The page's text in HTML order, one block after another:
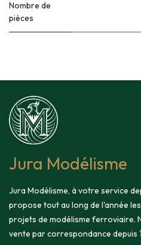
Nombre de
pièces
Jura Modélisme
Jura Modélisme, à votre service
propose tout au long de l'année
projets de modélisme ferroviaire.
vente par correspondance depuis